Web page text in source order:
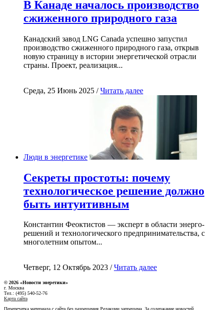
В Канаде началось производство
сжиженного природного газа
Канадский завод LNG Canada успешно запустил
производство сжиженного природного газа, открыв
новую страницу в истории энергетической отрасли
страны. Проект, реализация...
Среда, 25 Июнь 2025 /Читать далее
Люди в энергетике
Секреты простоты: почему
технологическое решение должно
быть интуитивным
Константин Феоктистов — эксперт в области энерго-
решений и технологического предпринимательства, с
многолетним опытом...
Четверг, 12 Октябрь 2023 /Читать далее
© 2026 «Новости энеретики»
г. Москва
Тел.: (495) 540-52-76
Карта сайта